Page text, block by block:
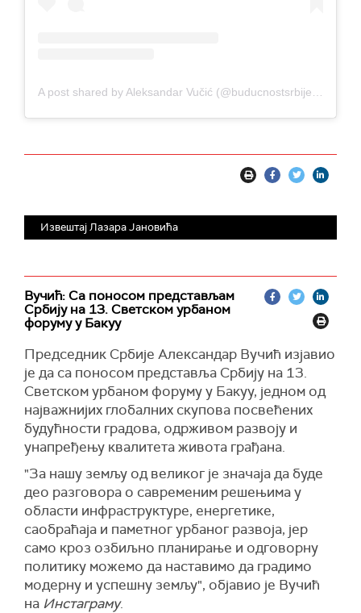
Извештај Лазара Јановића
Вучић: Са поносом представљам
Србију на 13. Светском урбаном
форуму у Бакуу
Председник Србије Александар Вучић изјавио
је да са поносом представља Србију на 13.
Светском урбаном форуму у Бакуу, једном од
најважнијих глобалних скупова посвећених
будућности градова, одрживом развоју и
унапређењу квалитета живота грађана.
"За нашу земљу од великог је значаја да буде
део разговора о савременим решењима у
области инфраструктуре, енергетике,
саобраћаја и паметног урбаног развоја, јер
само кроз озбиљно планирање и одговорну
политику можемо да наставимо да градимо
модерну и успешну земљу", објавио је Вучић
на Инстаграму.